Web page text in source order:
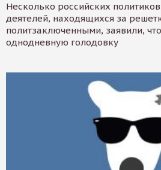
Несколько российских
деятелей, находящихся за
политзаключенными, заявили,
однодневную голодовку